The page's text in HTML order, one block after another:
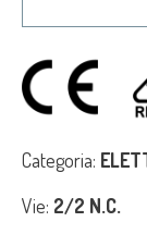
Categoria:
Vie: 2/2 N.C.